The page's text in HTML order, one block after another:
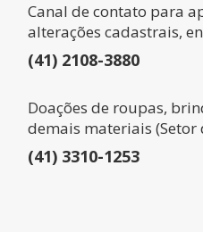
Canal de contato para
alterações cadastrais,
(41) 2108-3880
Doações de roupas,
demais materiais
(41) 3310-1253